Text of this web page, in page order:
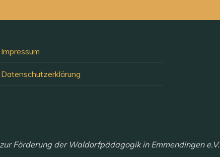
Impressum
Datenschutzerklärung
Förderung der Waldorfpädagogik in Emmendingen e.V.